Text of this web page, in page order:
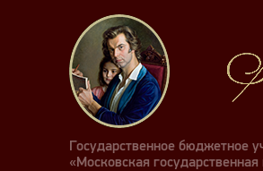
Государственное бюджетное
«Московская